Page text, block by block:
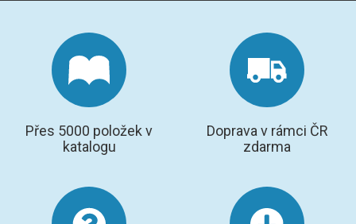
Přes 5000 položek v
katalogu
Doprava v rámci ČR
zdarma